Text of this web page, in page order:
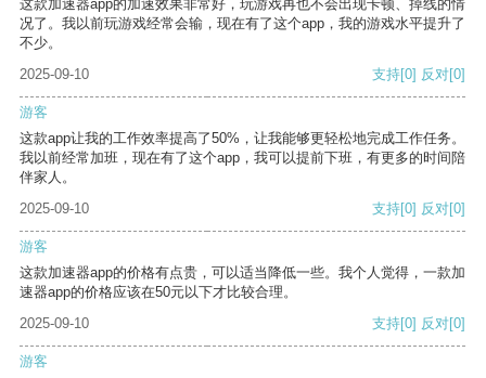
这款加速器app的加速效果非常好，玩游戏再也不会出现卡顿、掉线的情
况了。我以前玩游戏经常会输，现在有了这个app，我的游戏水平提升了
不少。
2025-09-10
支持[0] 反对[0]
游客
这款app让我的工作效率提高了50%，让我能够更轻松地完成工作任务。
我以前经常加班，现在有了这个app，我可以提前下班，有更多的时间陪
伴家人。
2025-09-10
支持[0] 反对[0]
游客
这款加速器app的价格有点贵，可以适当降低一些。我个人觉得，一款加
速器app的价格应该在50元以下才比较合理。
2025-09-10
支持[0] 反对[0]
游客